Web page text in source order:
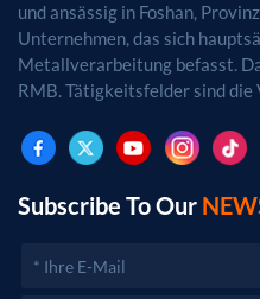
und ansässig in Foshan,
Unternehmen, das sich
Metallverarbeitung befasst.
RMB. Tätigkeitsfelder sind
genehmigungspflichtigen
Geschäftstätigkeiten erst
zuständigen Behörden
Subscribe To Our